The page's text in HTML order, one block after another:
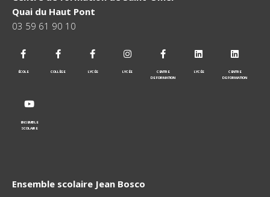
Quai du Haut Pont
03 59 61 90 10
ÉCOLE COLLÈGE LYCÉE LYCÉE
CENTRE
DE FORMATION
LYCÉE
CENTRE
DE FORMATION
ENSEMBLE
SCOLAIRE
Ensemble scolaire Jean Bosco